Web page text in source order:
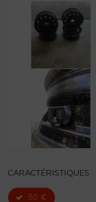
CARACTÉRISTIQUES
50 €